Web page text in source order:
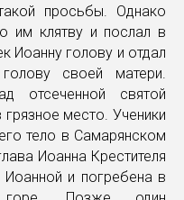
просьбы. Однако
им клятву и послал в
Иоанну голову и отдал
своей матери.
отсеченной святой
место. Ученики
тело в Самарянском
Иоанна Крестителя
и погребена в